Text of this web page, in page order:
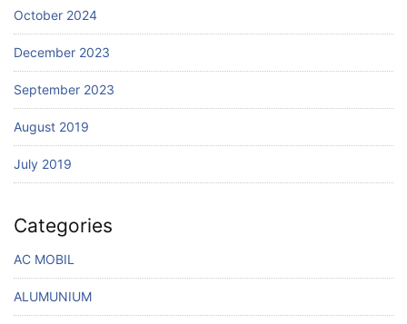
October 2024
December 2023
September 2023
August 2019
July 2019
Categories
AC MOBIL
ALUMUNIUM